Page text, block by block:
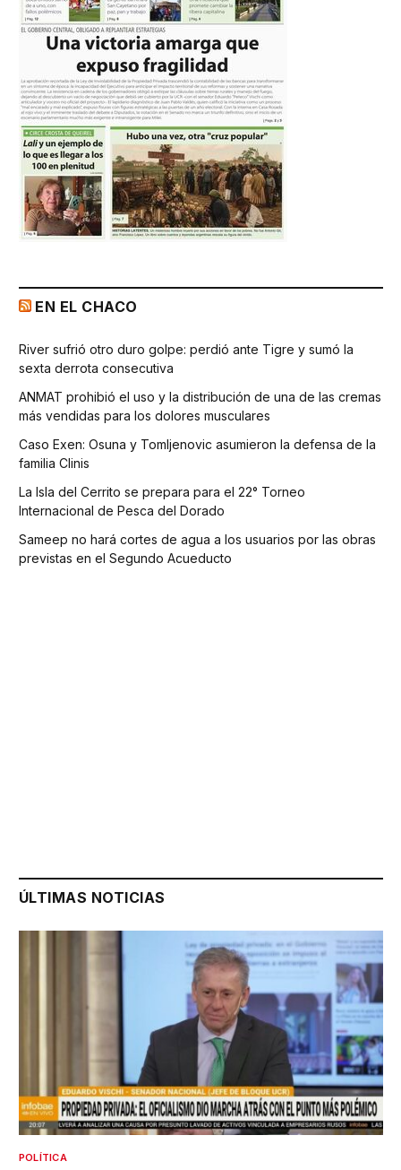
EN EL CHACO
River sufrió otro duro golpe: perdió ante Tigre y sumó la
sexta derrota consecutiva
ANMAT prohibió el uso y la distribución de una de las cremas
más vendidas para los dolores musculares
Caso Exen: Osuna y Tomljenovic asumieron la defensa de la
familia Clinis
La Isla del Cerrito se prepara para el 22° Torneo
Internacional de Pesca del Dorado
Sameep no hará cortes de agua a los usuarios por las obras
previstas en el Segundo Acueducto
ÚLTIMAS NOTICIAS
POLÍTICA